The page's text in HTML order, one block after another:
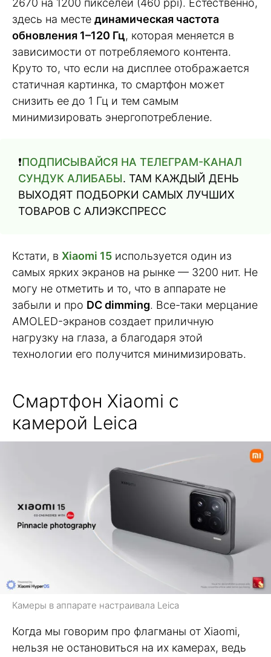
2670 на 1200 пикселей (460 ppi). Естественно,
здесь на месте динамическая частота
обновления 1–120 Гц, которая меняется в
зависимости от потребляемого контента.
Круто то, что если на дисплее отображается
статичная картинка, то смартфон может
снизить ее до 1 Гц и тем самым
минимизировать энергопотребление.
❗️ПОДПИСЫВАЙСЯ НА ТЕЛЕГРАМ-КАНАЛ
СУНДУК АЛИБАБЫ. ТАМ КАЖДЫЙ ДЕНЬ
ВЫХОДЯТ ПОДБОРКИ САМЫХ ЛУЧШИХ
ТОВАРОВ С АЛИЭКСПРЕСС
Кстати, в Xiaomi 15 используется один из
самых ярких экранов на рынке — 3200 нит. Не
могу не отметить и то, что в аппарате не
забыли и про DC dimming. Все-таки мерцание
AMOLED-экранов создает приличную
нагрузку на глаза, а благодаря этой
технологии его получится минимизировать.
Смартфон Xiaomi с
камерой Leica
Камеры в аппарате настраивала Leica
Когда мы говорим про флагманы от Xiaomi,
нельзя не остановиться на их камерах, ведь